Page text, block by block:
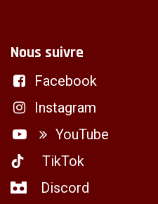
Nous suivre
Facebook
Instagram
YouTube
TikTok
Discord